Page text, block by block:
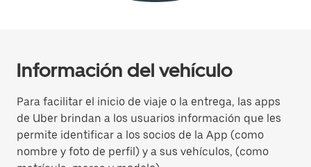
Información del vehículo
Para facilitar el inicio de viaje o la entrega, las apps
de Uber brindan a los usuarios información que les
permite identificar a los socios de la App (como
nombre y foto de perfil) y a sus vehículos, (como